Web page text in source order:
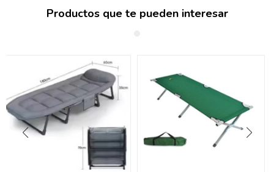
Productos que te pueden interesar